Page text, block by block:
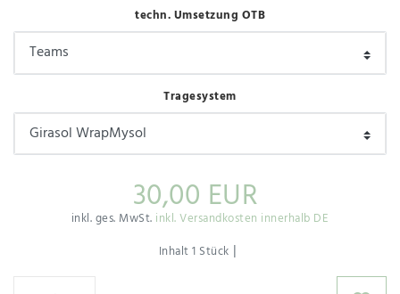
techn. Umsetzung OTB
Tragesystem
30,00 EUR
inkl. ges. MwSt. inkl. Versandkosten innerhalb DE
Inhalt1 Stück |